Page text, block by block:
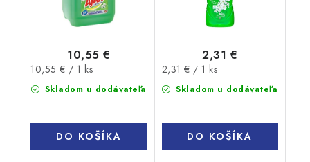
Skladom u dodávateľa
10,55 €
Jednotková
cena:
10,55 € / 1 ks
DO KOŠÍKA
Skladom u dodávateľa
2,31 €
Jednotková
cena:
2,31 € / 1 ks
DO KOŠÍKA